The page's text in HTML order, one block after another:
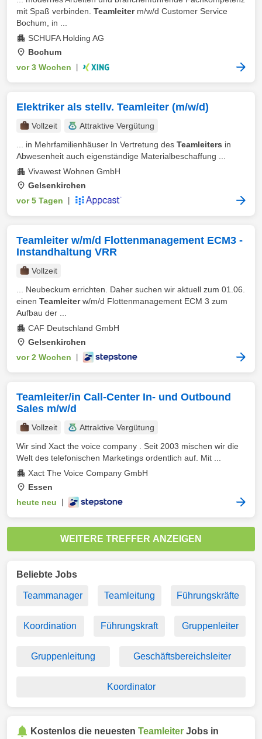
mit Spaß verbinden. Teamleiterm/w/d Customer Service
Bochum, in ...
SCHUFA Holding AG
Bochum
vor 3 Wochen
Elektriker als stellv. Teamleiter (m/w/d)
Vollzeit
Attraktive Vergütung
... in Mehrfamilienhäuser In Vertretung des Teamleiters in
Abwesenheit auch eigenständige Materialbeschaffung ...
Vivawest Wohnen GmbH
Gelsenkirchen
vor 5 Tagen
Teamleiter w/m/d Flottenmanagement ECM3 -
Instandhaltung VRR
Vollzeit
... Neubeckum errichten. Daher suchen wir aktuell zum 01.06.
einen Teamleiterw/m/d Flottenmanagement ECM 3 zum
Aufbau der ...
CAF Deutschland GmbH
Gelsenkirchen
vor 2 Wochen
Teamleiter/in Call-Center In- und Outbound
Sales m/w/d
Vollzeit
Attraktive Vergütung
Wir sind Xact the voice company . Seit 2003 mischen wir die
Welt des telefonischen Marketings ordentlich auf. Mit ...
Xact The Voice Company GmbH
Essen
heute neu
WEITERE TREFFER ANZEIGEN
Beliebte Jobs
Teammanager Teamleitung Führungskräfte
Koordination Führungskraft Gruppenleiter
Gruppenleitung Geschäftsbereichsleiter
Koordinator
Kostenlos die neuesten Teamleiter Jobs in